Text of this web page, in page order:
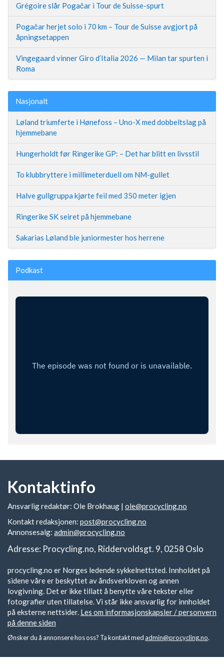
Grégoire slår Pogačar i Tour de Suisse-spurt
Pogačar herjet solo i 70 km – Tour de Suisse avgjort på
åpningsetappen
Vingegaard vinner Giro d’Italia 2026 — Milan tar spurten i
Roma
Nasjonalt
Løland triumferte i Hønefoss – Uno-X med dobbeltslag på
hjemmebane
Hungerholdt før Ringerike GP: – Det har blitt en livsstil
To klubbryttere i millimeterduell om NM-gullet
Halve gullgruppa kjørte feil med 350 meter igjen
Ringerike SK seiret på hjemmebane
Sakarias Løland ble juniormester hos herrene
Podkast
Kontaktinfo
Ansvarlig redaktør: Ole Brokhaug | ole@procycling.no
Kontakt redaksjonen: post@procycling.no
Annonsesalg: admin@procycling.no
Adresse: Procycling.no, Riddervoldsgt. 9, 0258 Oslo
procycling.no er Norges ledende sykkelnettsted. Innholdet på
sidene våre er beskyttet av åndsverkloven og annen
lovgivning. Det er ikke tillatt å benytte våre tekster eller
fotografier uten tillatelse. Vi står ikke ansvarlig for innholdet
på eksterne nettsider. Les om informasjonskapsler / personvern
på denne siden
Ønsker du å annonsere hos oss? Ta kontakt medadmin@procycling.no.